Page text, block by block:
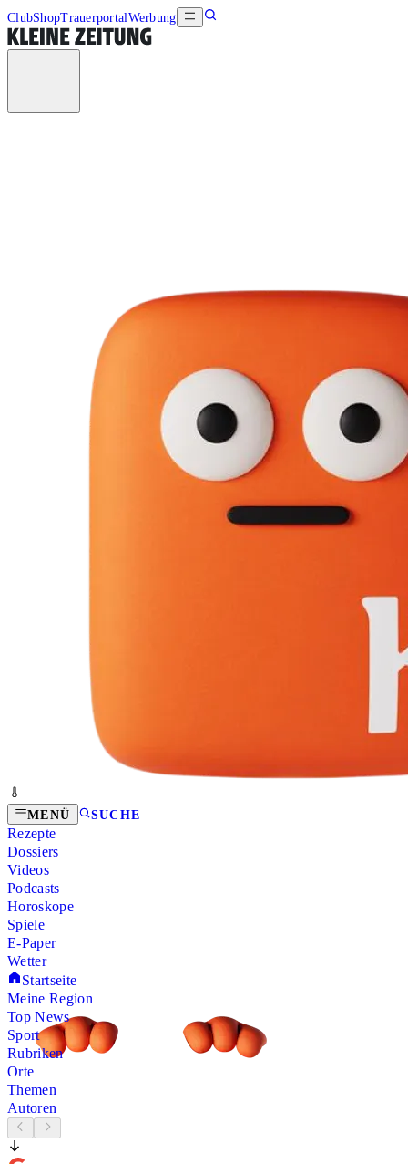
ClubShopTrauerportalWerbung
MENÜ SUCHE
Rezepte
Dossiers
Videos
Podcasts
Horoskope
Spiele
E-Paper
Wetter
Startseite
Meine Region
Top News
Sport
Rubriken
Orte
Themen
Autoren